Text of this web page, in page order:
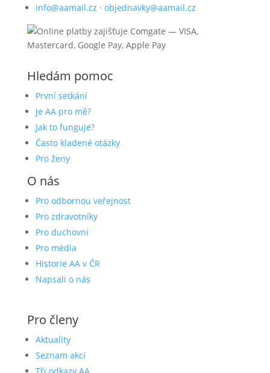
info@aamail.cz · objednavky@aamail.cz
Hledám pomoc
První setkání
Je AA pro mě?
Jak to funguje?
Často kladené otázky
Pro ženy
O nás
Pro odbornou veřejnost
Pro zdravotníky
Pro duchovní
Pro média
Historie AA v ČR
Napsali o nás
Pro členy
Aktuality
Seznam akcí